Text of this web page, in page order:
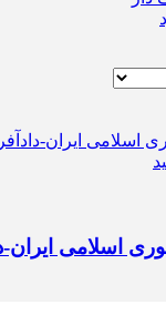
اسلامی ایران-